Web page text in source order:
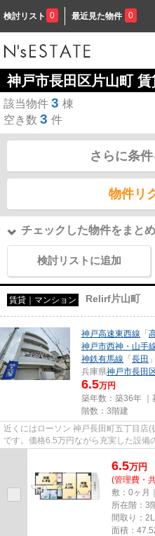
検討リスト 0 最近見た物件 0
神戸市長田区片山町 賃
該当物件 3 棟
空き数 3 件
さらに条
物件リ
チェックした物件をまと
検討リストに追加
賃貸｜マンション Relirf片山町
神戸高速東西線 「
神戸市西神・山手
神鉄有馬線 「 長田
兵庫県神戸市長田
6.5万円
築年数：築36年 ｜
階数：3階建
近くにはローソン 神戸長田町五丁目店
です。価格6.5万円ながら充実した設備
6.5万円
(管理費・
敷：0ヶ月
所在階：3
間取り：
面積：